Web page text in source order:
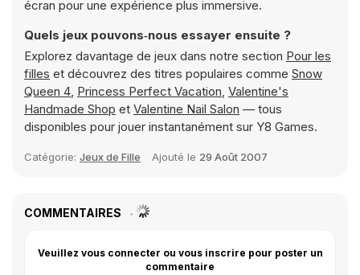
écran pour une expérience plus immersive.
Quels jeux pouvons‑nous essayer ensuite ?
Explorez davantage de jeux dans notre section Pour les
filles et découvrez des titres populaires comme Snow
Queen 4, Princess Perfect Vacation, Valentine's
Handmade Shop et Valentine Nail Salon — tous
disponibles pour jouer instantanément sur Y8 Games.
Catégorie: Jeux de Fille Ajouté le 29 Août 2007
COMMENTAIRES
Veuillez vous connecter ou vous inscrire pour poster un
commentaire